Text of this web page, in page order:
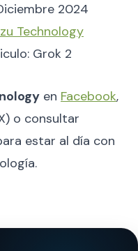
2024
Technology
Grok 2
en Facebook,
o consultar
estar al día con